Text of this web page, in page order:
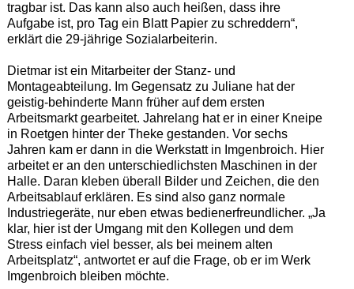
tragbar ist. Das kann also auch heißen, dass ihre
Aufgabe ist, pro Tag ein Blatt Papier zu schreddern“,
erklärt die 29-jährige Sozialarbeiterin.
Dietmar ist ein Mitarbeiter der Stanz- und
Montageabteilung. Im Gegensatz zu Juliane hat der
geistig-behinderte Mann früher auf dem ersten
Arbeitsmarkt gearbeitet. Jahrelang hat er in einer Kneipe
in Roetgen hinter der Theke gestanden. Vor sechs
Jahren kam er dann in die Werkstatt in Imgenbroich. Hier
arbeitet er an den unterschiedlichsten Maschinen in der
Halle. Daran kleben überall Bilder und Zeichen, die den
Arbeitsablauf erklären. Es sind also ganz normale
Industriegeräte, nur eben etwas bedienerfreundlicher. „Ja
klar, hier ist der Umgang mit den Kollegen und dem
Stress einfach viel besser, als bei meinem alten
Arbeitsplatz“, antwortet er auf die Frage, ob er im Werk
Imgenbroich bleiben möchte.